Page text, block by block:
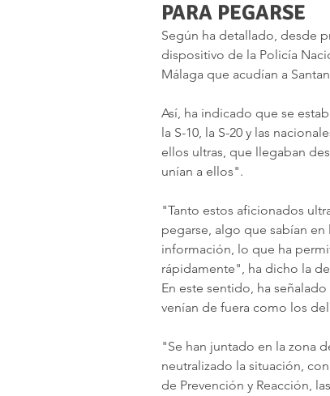
PARA PEGARSE
Según ha detallado, desde
dispositivo de la Policía
Málaga que acudían a
Así, ha indicado que se
la S-10, la S-20 y las
ellos ultras, que llegaban
unían a ellos".
"Tanto estos aficionados
pegarse, algo que sabían
información, lo que ha
rápidamente", ha dicho la
En este sentido, ha
venían de fuera como los
"Se han juntado en la zona
neutralizado la situación,
de Prevención y Reacción,